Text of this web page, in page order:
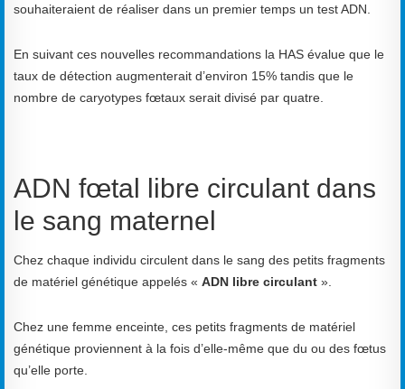
souhaiteraient de réaliser dans un premier temps un test ADN.
En suivant ces nouvelles recommandations la HAS évalue que le
taux de détection augmenterait d’environ 15% tandis que le
nombre de caryotypes fœtaux serait divisé par quatre.
ADN fœtal libre circulant dans
le sang maternel
Chez chaque individu circulent dans le sang des petits fragments
de matériel génétique appelés « ADN libre circulant ».
Chez une femme enceinte, ces petits fragments de matériel
génétique proviennent à la fois d’elle-même que du ou des fœtus
qu’elle porte.